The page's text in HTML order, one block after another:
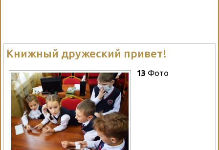
Книжный дружеский привет!
13 Фото